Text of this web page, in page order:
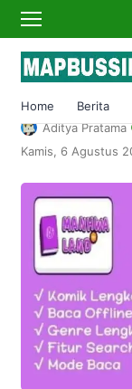
Home Berita
Home›Aplikasi
Baca Komik
Aditya Pratama
Kamis, 6 Agustus